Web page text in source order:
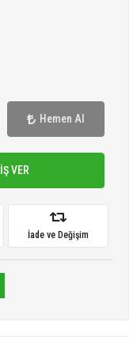
Hemen Al
VER
İade ve Değişim